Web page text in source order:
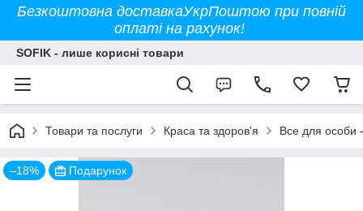
Безкоштовна доставкаУкрПоштою при повній
оплаті на рахунок!
SOFIK - лише корисні товари
Товари та послуги Краса та здоров'я Все для особи
–18% Подарунок